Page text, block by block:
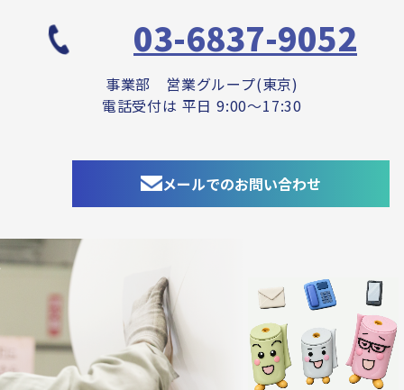
03-6837-9052
事業部 営業グループ(東京)
電話受付は 平日 9:00～17:30
メールでのお問い合わせ